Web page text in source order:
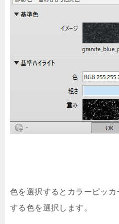
色を選択するとカラーピッ
する色を選択します。